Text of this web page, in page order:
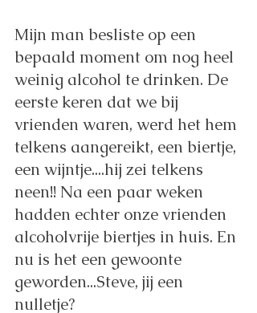
Mijn man besliste op een
bepaald moment om nog heel
weinig alcohol te drinken. De
eerste keren dat we bij
vrienden waren, werd het hem
telkens aangereikt, een biertje,
een wijntje....hij zei telkens
neen!! Na een paar weken
hadden echter onze vrienden
alcoholvrije biertjes in huis. En
nu is het een gewoonte
geworden...Steve, jij een
nulletje?